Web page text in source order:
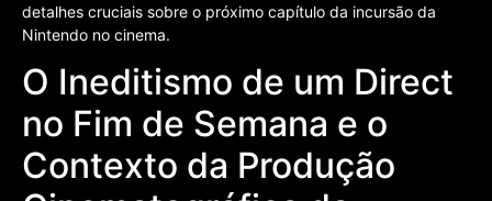
detalhes cruciais sobre o próximo capítulo da incursão da
Nintendo no cinema.
O Ineditismo de um Direct
no Fim de Semana e o
Contexto da Produção